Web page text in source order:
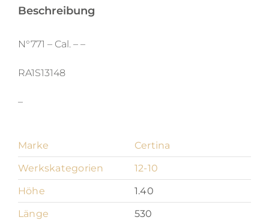
x
X
X
Beschreibung
N°771 – Cal. – –
RA1S13148
–
Marke
Certina
Werkskategorien
12-10
Höhe
1.40
Länge
530